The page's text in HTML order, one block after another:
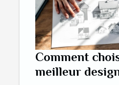
Comment
meilleur